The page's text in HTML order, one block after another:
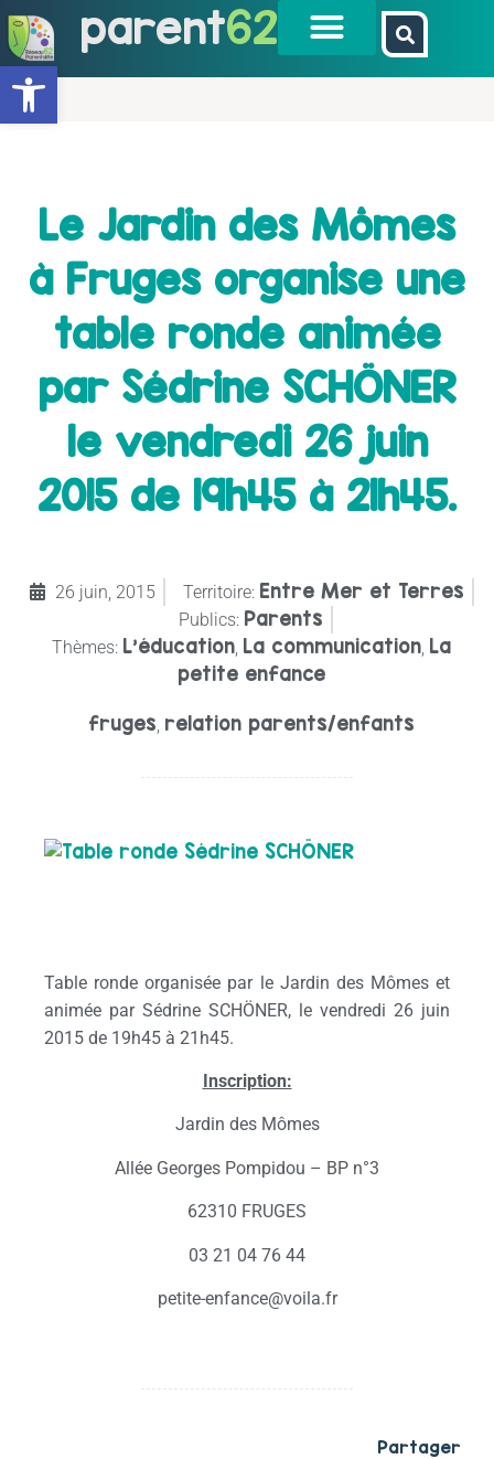
Ouvrir la barre d’outils
parent62
Le Jardin des Mômes
à Fruges organise une
table ronde animée
par Sédrine SCHÖNER
le vendredi 26 juin
2015 de 19h45 à 21h45.
26 juin, 2015 Territoire: Entre Mer et Terres
Publics: Parents
Thèmes: L'éducation La communication La
petite enfance
fruges relation parents/enfants
Table ronde organisée par le Jardin des Mômes et
animée par Sédrine SCHÖNER, le vendredi 26 juin
2015 de 19h45 à 21h45.
Inscription:
Jardin des Mômes
Allée Georges Pompidou – BP n°3
62310 FRUGES
03 21 04 76 44
petite-enfance@voila.fr
Partager